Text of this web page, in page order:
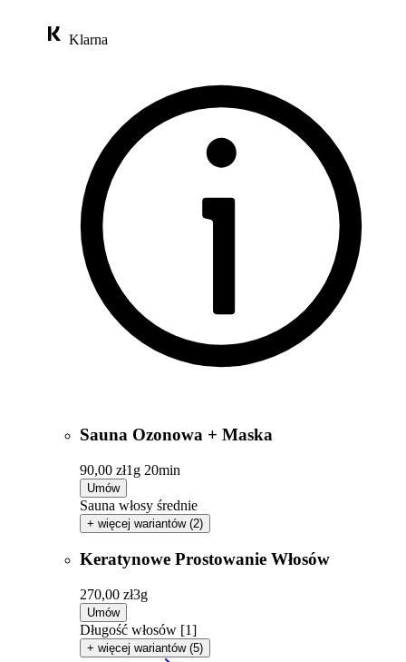
Klarna
Sauna Ozonowa + Maska
90,00 zł1g 20min
Umów
Sauna włosy średnie
+ więcej wariantów (2)
Keratynowe Prostowanie Włosów
270,00 zł3g
Umów
Długość włosów [1]
+ więcej wariantów (5)